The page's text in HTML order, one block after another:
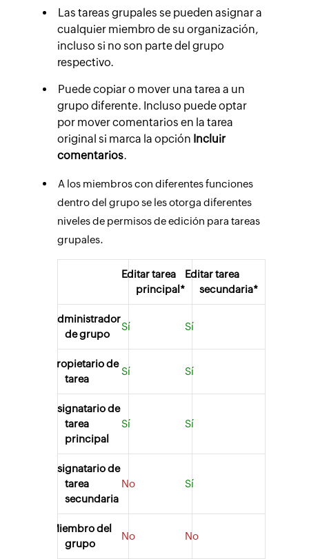
Las tareas grupales se pueden asignar a
cualquier miembro de su organización,
incluso si no son parte del grupo
respectivo.
Puede copiar o mover una tarea a un
grupo diferente. Incluso puede optar
por mover comentarios en la tarea
original si marca la opción Incluir
comentarios.
A los miembros con diferentes funciones
dentro del grupo se les otorga diferentes
niveles de permisos de edición para tareas
grupales.
Editar tarea
principal*
Editar tarea
secundaria*
Administrador
de grupo
Sí Sí
Propietario de
tarea
Sí Sí
Asignatario de
tarea
principal
Sí Sí
Asignatario de
tarea
secundaria
No Sí
Miembro del
grupo
No No